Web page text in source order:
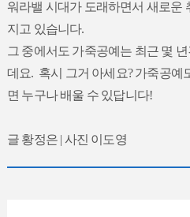
워라밸 시대가 도래하면서 새로운
지고 있습니다.
그 중에서도 가죽공예는 최근 몇
데요. 혹시 그거 아세요? 가죽공예
면 누구나 배울 수 있답니다!
글 황정은 | 사진 이도영